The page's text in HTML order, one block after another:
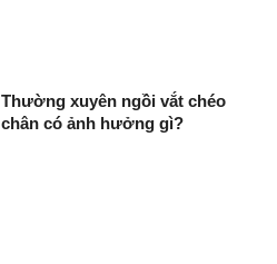
Thường xuyên ngồi vắt chéo
chân có ảnh hưởng gì?